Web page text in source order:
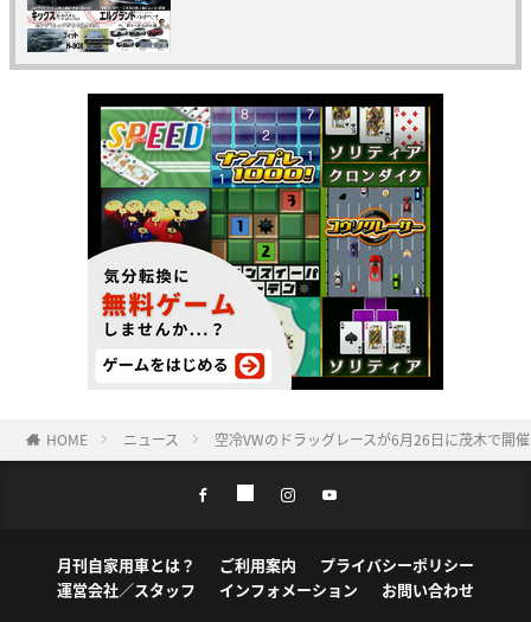
HOME ニュース 空冷VWのドラッグレースが6月26日に茂木で開催
月刊自家用車とは？ ご利用案内
プライバシーポリシー
運営会社／スタッフ
インフォメーション お問い合わせ